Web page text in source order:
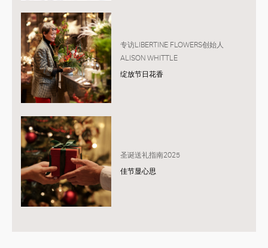
专访LIBERTINE FLOWERS创始人
ALISON WHITTLE
绽放节日花香
圣诞送礼指南2025
佳节显心思